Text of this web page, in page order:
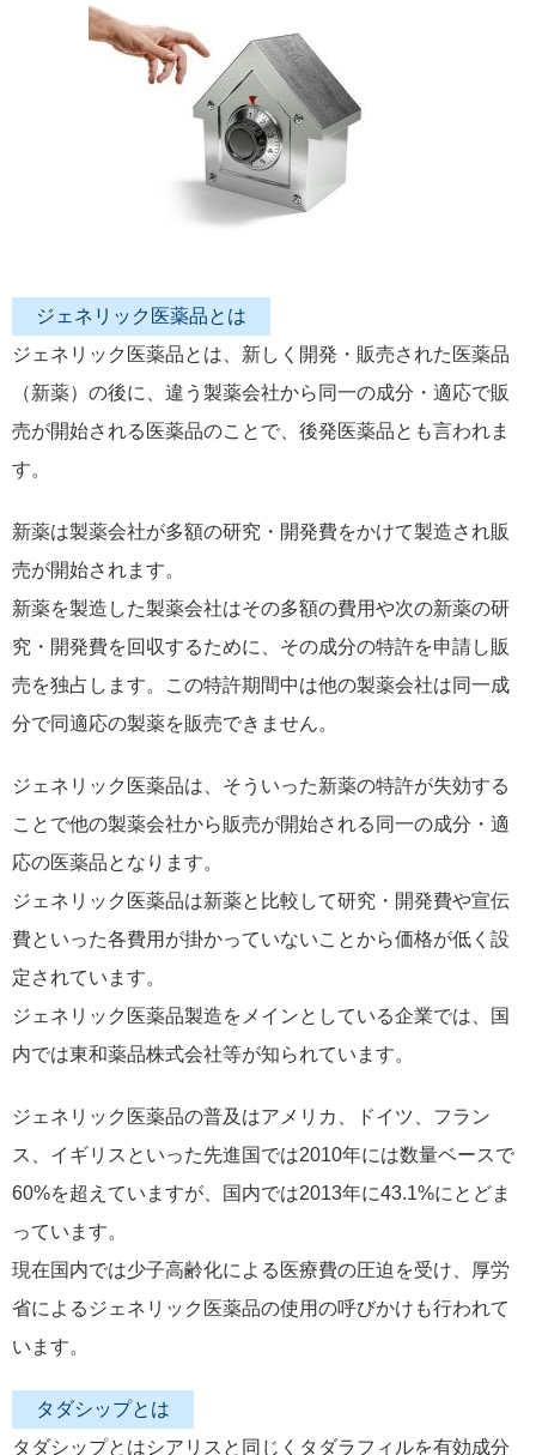
ジェネリック医薬品とは
ジェネリック医薬品とは、新しく開発・販売された医薬品
（新薬）の後に、違う製薬会社から同一の成分・適応で販
売が開始される医薬品のことで、後発医薬品とも言われま
す。
新薬は製薬会社が多額の研究・開発費をかけて製造され販
売が開始されます。
新薬を製造した製薬会社はその多額の費用や次の新薬の研
究・開発費を回収するために、その成分の特許を申請し販
売を独占します。この特許期間中は他の製薬会社は同一成
分で同適応の製薬を販売できません。
ジェネリック医薬品は、そういった新薬の特許が失効する
ことで他の製薬会社から販売が開始される同一の成分・適
応の医薬品となります。
ジェネリック医薬品は新薬と比較して研究・開発費や宣伝
費といった各費用が掛かっていないことから価格が低く設
定されています。
ジェネリック医薬品製造をメインとしている企業では、国
内では東和薬品株式会社等が知られています。
ジェネリック医薬品の普及はアメリカ、ドイツ、フラン
ス、イギリスといった先進国では2010年には数量ベースで
60%を超えていますが、国内では2013年に43.1%にとどま
っています。
現在国内では少子高齢化による医療費の圧迫を受け、厚労
省によるジェネリック医薬品の使用の呼びかけも行われて
います。
タダシップとは
タダシップとはシアリスと同じくタダラフィルを有効成分